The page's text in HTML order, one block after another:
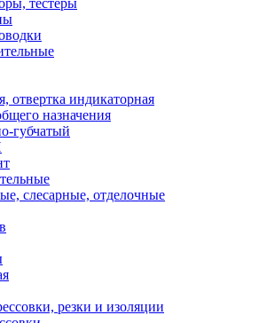
тестеры
отвертка индикаторная
назначения
губчатый
слесарные, отделочные
резки и изоляции